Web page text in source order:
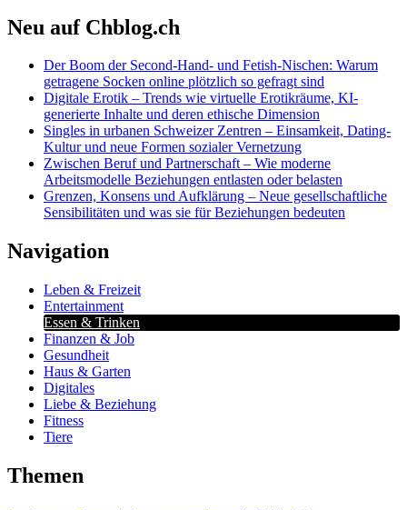
Neu auf Chblog.ch
Der Boom der Second-Hand- und Fetish-Nischen: Warum
getragene Socken online plötzlich so gefragt sind
Digitale Erotik – Trends wie virtuelle Erotikräume, KI-
generierte Inhalte und deren ethische Dimension
Singles in urbanen Schweizer Zentren – Einsamkeit, Dating-
Kultur und neue Formen sozialer Vernetzung
Zwischen Beruf und Partnerschaft – Wie moderne
Arbeitsmodelle Beziehungen entlasten oder belasten
Grenzen, Konsens und Aufklärung – Neue gesellschaftliche
Sensibilitäten und was sie für Beziehungen bedeuten
Navigation
Leben & Freizeit
Entertainment
Essen & Trinken
Finanzen & Job
Gesundheit
Haus & Garten
Digitales
Liebe & Beziehung
Fitness
Tiere
Themen